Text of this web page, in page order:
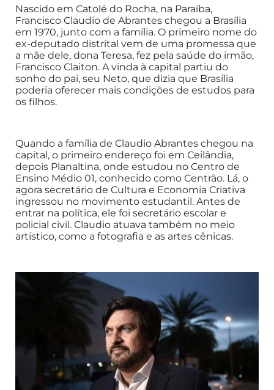
Nascido em Catolé do Rocha, na Paraíba,
Francisco Claudio de Abrantes chegou a Brasília
em 1970, junto com a família. O primeiro nome do
ex-deputado distrital vem de uma promessa que
a mãe dele, dona Teresa, fez pela saúde do irmão,
Francisco Claiton. A vinda à capital partiu do
sonho do pai, seu Neto, que dizia que Brasília
poderia oferecer mais condições de estudos para
os filhos.
Quando a família de Claudio Abrantes chegou na
capital, o primeiro endereço foi em Ceilândia,
depois Planaltina, onde estudou no Centro de
Ensino Médio 01, conhecido como Centrão. Lá, o
agora secretário de Cultura e Economia Criativa
ingressou no movimento estudantil. Antes de
entrar na política, ele foi secretário escolar e
policial civil. Claudio atuava também no meio
artístico, como a fotografia e as artes cênicas.